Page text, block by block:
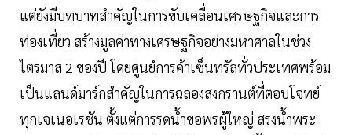
แต่ยังมีบทบาทสำคัญในการขับเคลื่อนเศรษฐกิจและการ
ท่องเที่ยว สร้างมูลค่าทางเศรษฐกิจอย่างมหาศาลในช่วง
ไตรมาส 2 ของปี โดยศูนย์การค้าเซ็นทรัลทั่วประเทศพร้อม
เป็นแลนด์มาร์กสำคัญในการฉลองสงกรานต์ที่ตอบโจทย์
ทุกเจเนอเรชัน ตั้งแต่การรดน้ำขอพรผู้ใหญ่ สรงน้ำพระ